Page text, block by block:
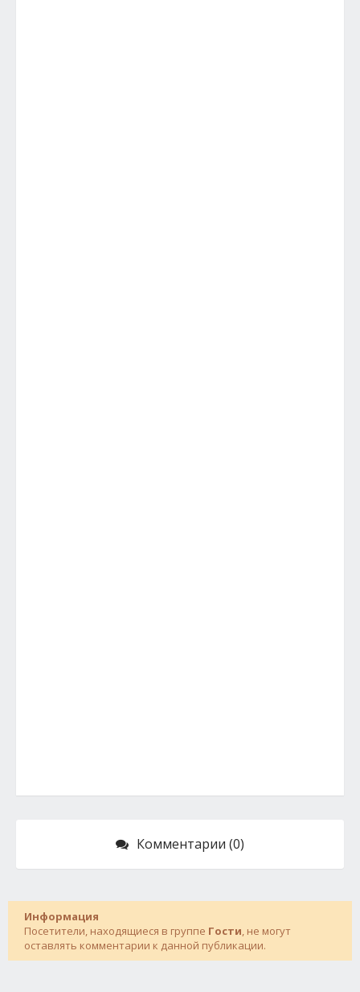
Комментарии (0)
Информация
Посетители, находящиеся в группе Гости, не могут
оставлять комментарии к данной публикации.